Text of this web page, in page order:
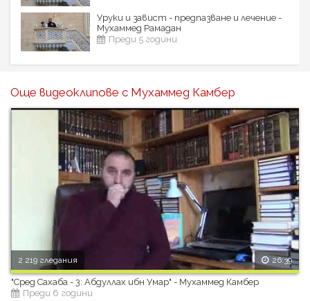
Уруки и завист - предпазване и лечение -
Мухаммед Рамадан
Преди 5 години
Още видеоклипове с Мухаммед Камбер
2 219 гледания 26:39
"Сред Сахаба - 3: Абдуллах ибн Умар" - Мухаммед Камбер
Преди 6 години